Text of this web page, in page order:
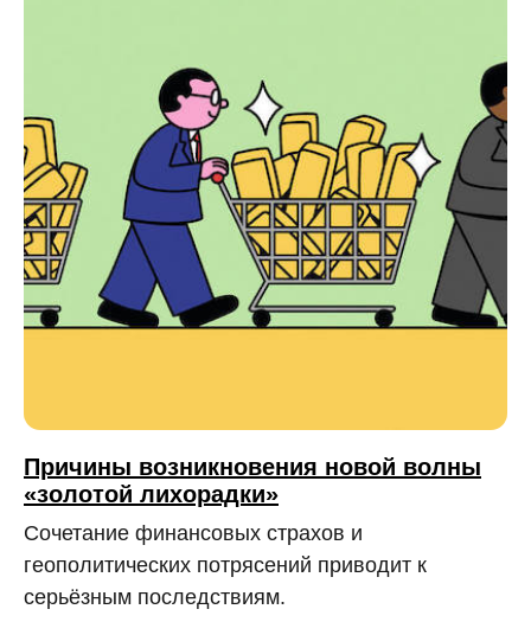
Причины возникновения новой волны
«золотой лихорадки»
Сочетание финансовых страхов и
геополитических потрясений приводит к
серьёзным последствиям.